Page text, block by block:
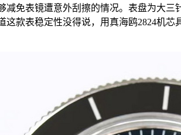
免表镜遭意外刮擦的情况。表盘为大
款表稳定性没得说，用真海鸥2824机